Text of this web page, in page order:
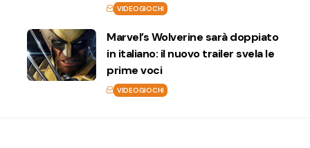
VIDEOGIOCHI
Marvel’s Wolverine sarà doppiato
in italiano: il nuovo trailer svela le
prime voci
VIDEOGIOCHI